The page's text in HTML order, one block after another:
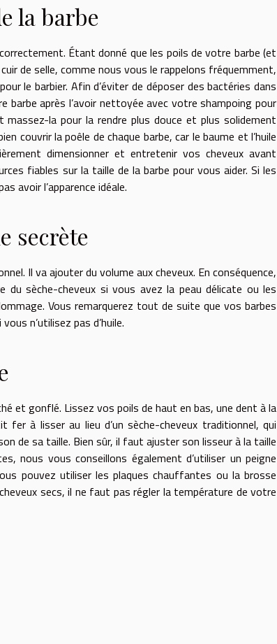
la barbe
Étant donné que les poils de votre barbe (et
de selle, comme nous vous le rappelons fréquemment,
le barbier. Afin d’éviter de déposer des bactéries dans
après l’avoir nettoyée avec votre shampoing pour
massez-la pour la rendre plus douce et plus solidement
couvrir la poêle de chaque barbe, car le baume et l’huile
dimensionner et entretenir vos cheveux avant
fiables sur la taille de la barbe pour vous aider. Si les
avoir l’apparence idéale.
secrète
Il va ajouter du volume aux cheveux. En conséquence,
du sèche-cheveux si vous avez la peau délicate ou les
Vous remarquerez tout de suite que vos barbes
n’utilisez pas d’huile.
et gonflé. Lissez vos poils de haut en bas, une dent à la
fer à lisser au lieu d’un sèche-cheveux traditionnel, qui
de sa taille. Bien sûr, il faut ajuster son lisseur à la taille
nous vous conseillons également d’utiliser un peigne
pouvez utiliser les plaques chauffantes ou la brosse
secs, il ne faut pas régler la température de votre